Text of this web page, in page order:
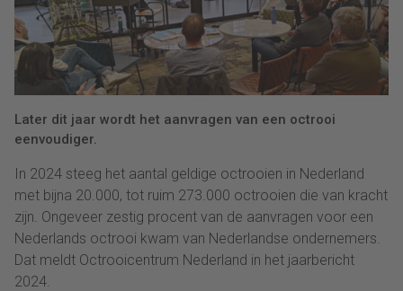
Later dit jaar wordt het aanvragen van een octrooi
eenvoudiger.
In 2024 steeg het aantal geldige octrooien in Nederland
met bijna 20.000, tot ruim 273.000 octrooien die van kracht
zijn. Ongeveer zestig procent van de aanvragen voor een
Nederlands octrooi kwam van Nederlandse ondernemers.
Dat meldt Octrooicentrum Nederland in het jaarbericht
2024.